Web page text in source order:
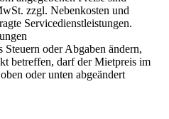
zzgl. Nebenkosten und
Servicedienstleistungen.
Steuern oder Abgaben ändern,
betreffen, darf der Mietpreis im
oder unten abgeändert